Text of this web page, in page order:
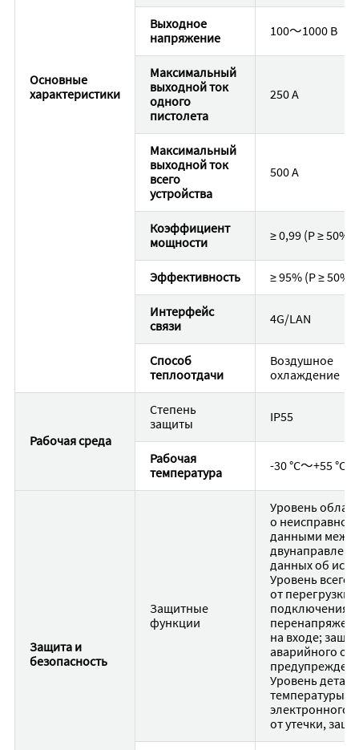
Основные
характеристики
Выходное
напряжение
100～1000 В
Максимальный
выходной ток
одного
пистолета
250 A
Максимальный
выходной ток
всего
устройства
500 A
Коэффициент
мощности
≥ 0,99 (P ≥ 50%)
Эффективность ≥ 95% (P ≥ 50%)
Интерфейс
связи
4G/LAN
Способ
теплоотдачи
Воздушное
охлаждение
Рабочая среда
Степень
защиты
IP55
Рабочая
температура
-30 °C〜+55 °C
Защита и
безопасность
Защитные
функции
Уровень
о
данными
данных об
Уровень всего
от перегрузки
подключения,
на входе;
аварийного
Уровень
температуры,
электронного
от утечки,